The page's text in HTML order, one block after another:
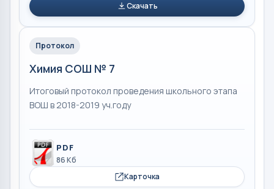
Скачать
Протокол
Химия СОШ № 7
Итоговый протокол проведения школьного этапа
ВОШ в 2018-2019 уч.году
PDF
86 Кб
Карточка